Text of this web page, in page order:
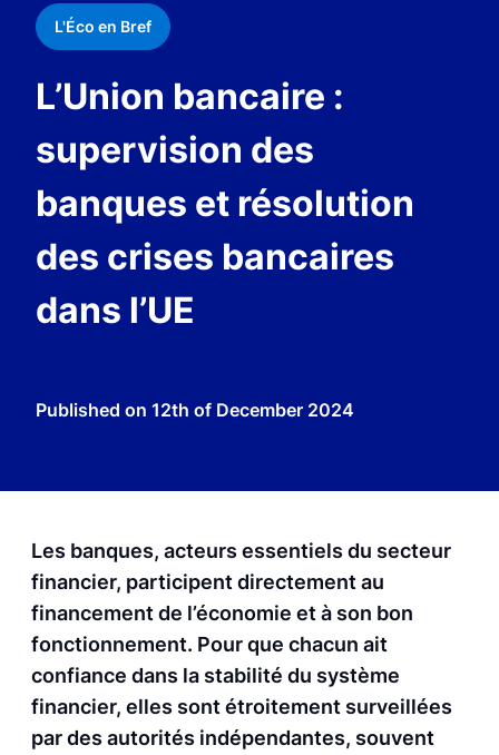
L'Éco en Bref
L’Union bancaire :
supervision des
banques et résolution
des crises bancaires
dans l’UE
Published on 12th of December 2024
Les banques, acteurs essentiels du secteur
financier, participent directement au
financement de l’économie et à son bon
fonctionnement. Pour que chacun ait
confiance dans la stabilité du système
financier, elles sont étroitement surveillées
par des autorités indépendantes, souvent